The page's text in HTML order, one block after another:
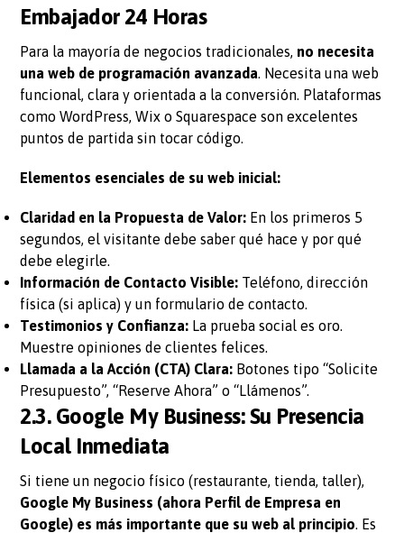
Embajador 24 Horas
Para la mayoría de negocios tradicionales, no necesita
una web de programación avanzada . Necesita una web
funcional, clara y orientada a la conversión. Plataformas
como WordPress, Wix o Squarespace son excelentes
puntos de partida sin tocar código.
Elementos esenciales de su web inicial:
Claridad en la Propuesta de Valor: En los primeros 5
segundos, el visitante debe saber qué hace y por qué
debe elegirle.
Información de Contacto Visible: Teléfono, dirección
física (si aplica) y un formulario de contacto.
Testimonios y Confianza: La prueba social es oro.
Muestre opiniones de clientes felices.
Llamada a la Acción (CTA) Clara: Botones tipo “Solicite
Presupuesto”, “Reserve Ahora” o “Llámenos”.
2.3. Google My Business: Su Presencia
Local Inmediata
Si tiene un negocio físico (restaurante, tienda, taller),
Google My Business (ahora Perfil de Empresa en
Google) es más importante que su web al principio . Es